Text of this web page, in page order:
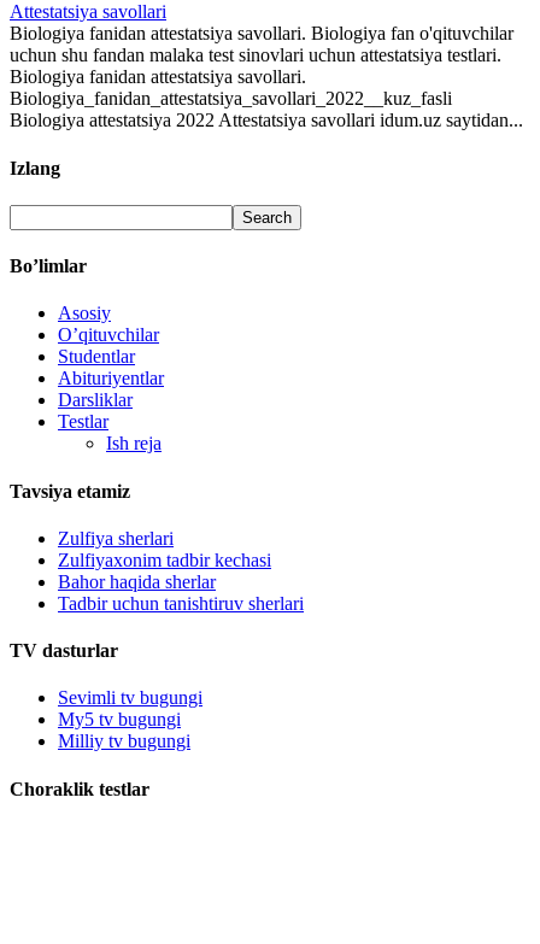
Attestatsiya savollari
Biologiya fanidan attestatsiya savollari. Biologiya fan o'qituvchilar
uchun shu fandan malaka test sinovlari uchun attestatsiya testlari.
Biologiya fanidan attestatsiya savollari.
Biologiya_fanidan_attestatsiya_savollari_2022__kuz_fasli
Biologiya attestatsiya 2022 Attestatsiya savollari idum.uz saytidan...
Izlang
Bo’limlar
Asosiy
O’qituvchilar
Studentlar
Abituriyentlar
Darsliklar
Testlar
Ish reja
Tavsiya etamiz
Zulfiya sherlari
Zulfiyaxonim tadbir kechasi
Bahor haqida sherlar
Tadbir uchun tanishtiruv sherlari
TV dasturlar
Sevimli tv bugungi
My5 tv bugungi
Milliy tv bugungi
Choraklik testlar